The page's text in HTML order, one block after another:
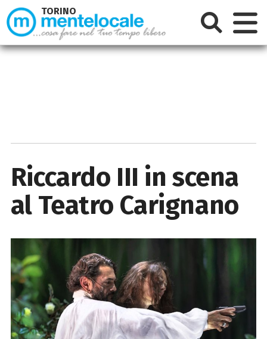
Riccardo III in scena
al Teatro Carignano
TORINO